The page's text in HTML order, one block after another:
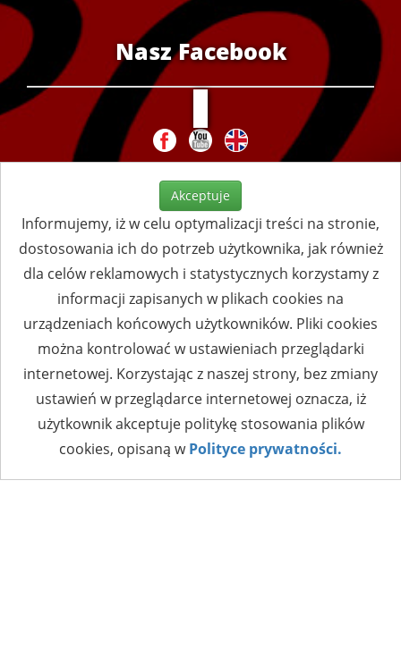
Nasz Facebook
Akceptuje
Informujemy, iż w celu optymalizacji treści na stronie,
dostosowania ich do potrzeb użytkownika, jak również
dla celów reklamowych i statystycznych korzystamy z
informacji zapisanych w plikach cookies na
urządzeniach końcowych użytkowników. Pliki cookies
można kontrolować w ustawieniach przeglądarki
internetowej. Korzystając z naszej strony, bez zmiany
ustawień w przeglądarce internetowej oznacza, iż
użytkownik akceptuje politykę stosowania plików
cookies, opisaną wPolityce prywatności.